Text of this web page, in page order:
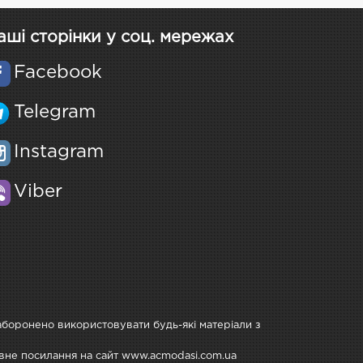
сторінки у соц. мережах
Facebook
Telegram
Instagram
Viber
використовувати будь-які матеріали з
посилання на сайт www.acmodasi.com.ua